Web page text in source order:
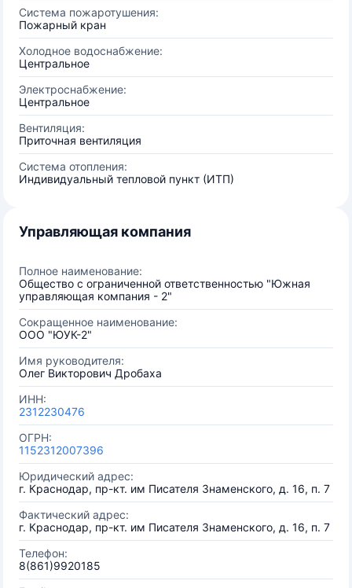
Система пожаротушения:
Пожарный кран
Холодное водоснабжение:
Центральное
Электроснабжение:
Центральное
Вентиляция:
Приточная вентиляция
Система отопления:
Индивидуальный тепловой пункт (ИТП)
Управляющая компания
Полное наименование:
Общество с ограниченной ответственностью "Южная
управляющая компания - 2"
Сокращенное наименование:
ООО "ЮУК-2"
Имя руководителя:
Олег Викторович Дробаха
ИНН:
2312230476
ОГРН:
1152312007396
Юридический адрес:
г. Краснодар, пр-кт. им Писателя Знаменского, д. 16, п. 7
Фактический адрес:
г. Краснодар, пр-кт. им Писателя Знаменского, д. 16, п. 7
Телефон:
8(861)9920185